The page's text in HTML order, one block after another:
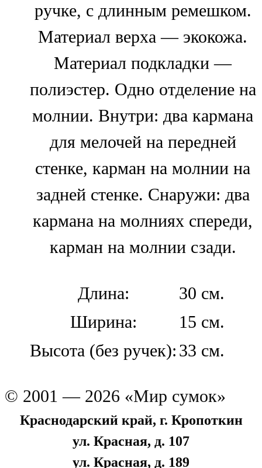
ручке, с длинным ремешком.
Материал верха — экокожа.
Материал подкладки —
полиэстер. Одно отделение на
молнии. Внутри: два кармана
для мелочей на передней
стенке, карман на молнии на
задней стенке. Снаружи: два
кармана на молниях спереди,
карман на молнии сзади.
Длина:
30 см.
Ширина:
15 см.
Высота (без ручек): 33 см.
© 2001 — 2026 «Мир сумок»
Краснодарский край, г. Кропоткин
ул. Красная, д. 107
ул. Красная, д. 189